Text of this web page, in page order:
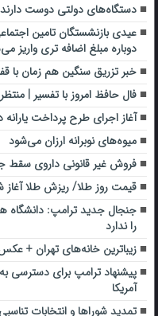
دستگاه‌های دولتی دوست
عیدی بازنشستگان تامین
دوباره مبلغ اضافه تری واریز
خبر تزریق سنگین هم زمان با
فال حافظ امروز با تفسیر | منتظر یک
آغاز اجرای طرح پرداخت یارانه دستمزد در ۹۱
میوه‌های نوبرانه ارزان می‌شود
فروش غیر قانونی داروی سقط
قیمت روز طلا/ ریزش طلا
جنجال جدید ترامپ: دانشگاه
را ندارد
زیباترین خانه‌های تهران + عکس
پیشنهاد ترامپ برای دسترسی
آمریکا
تمدید شوراها و انتخابات